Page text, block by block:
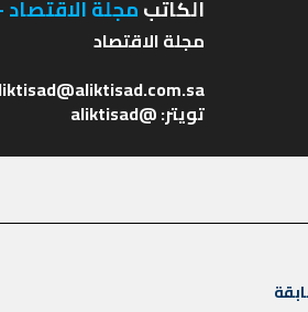
الكاتبمجلة الاقتصاد
تويتر: @aliktisad